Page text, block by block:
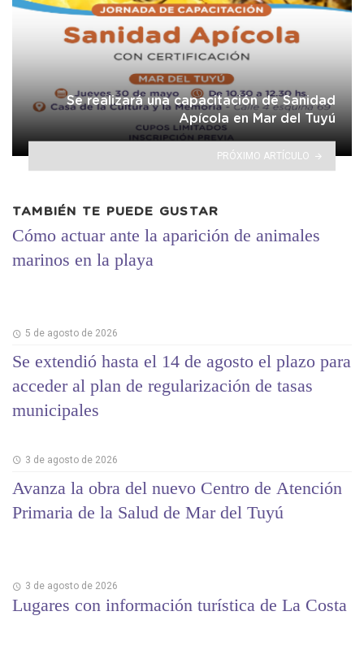
Se realizará una capacitación de Sanidad
Apícola en Mar del Tuyú
PRÓXIMO ARTÍCULO
TAMBIÉN TE PUEDE GUSTAR
Cómo actuar ante la aparición de animales
marinos en la playa
5 de agosto de 2026
Se extendió hasta el 14 de agosto el plazo para
acceder al plan de regularización de tasas
municipales
3 de agosto de 2026
Avanza la obra del nuevo Centro de Atención
Primaria de la Salud de Mar del Tuyú
3 de agosto de 2026
Lugares con información turística de La Costa